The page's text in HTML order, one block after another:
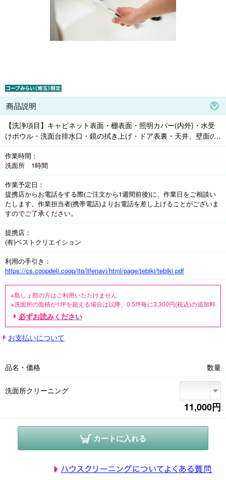
商品説明
【洗浄項目】キャビネット表面・棚表面・照明カバー(内外)・水受
けボウル・洗面台排水口・鏡の拭き上げ・ドア表裏・天井、壁面の
ホコリ除去・洗面所床
※組合員さん宅の電源・水道・お湯・洗い場(浴室・ベランダなど)を
使用させていただき、作業後の汚水はその場で処理させていただき
ます
作業時間
洗面所 1時間
作業予定日
提携店からお電話をする際(ご注文から1週間前後)に、作業日をご相談い
たします。作業担当者(携帯電話)よりお電話を差し上げることがございま
すのでご了承ください。
提携店
(有)ベストクリエイション
利用の手引き
https://cs.coopdeli.coop/ito/lifenavi/html/page/tebiki/tebiki.pdf
※島しょ部の方はご利用いただけません
※洗面所の面積が1坪を超える場合は以降、0.5坪毎に3,300円(税込)の追加料
金がかかります
※店舗・事務所など業務用のものは別料金の場合がございますのでご相談く
※アパートや寮など賃貸の備え付けのものは、所有者に一度ご相談ください
<日程変更・キャンセル>
1.提携店からのご連絡で訪問日時が決まった時点で「お申し込み確定」とな
ります
2.直前の日程変更・キャンセルの場合、作業予約点数に関わらずキャンセル
1.車で作業に伺いますので、駐車スペースの確保をお願いします
作業員にお支払いください
必ずお読みください
お支払いについて
品名・価格 数量
洗面所クリーニング
11,000円
カートに入れる